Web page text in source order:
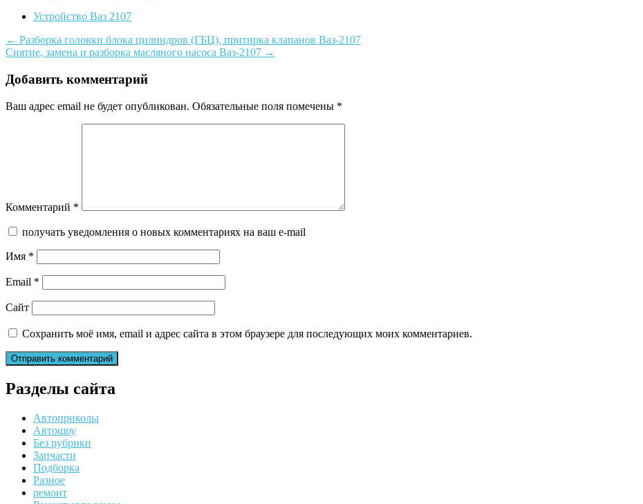
Устройство Ваз 2107
Post
navigation
← Разборка головки блока цилиндров (ГБЦ), притирка клапанов Ваз-2107
Снятие, замена и разборка масляного насоса Ваз-2107 →
Добавить комментарий
Ваш адрес email не будет опубликован. Обязательные поля помечены *
Комментарий *
получать уведомления о новых комментариях на ваш e-mail
Имя *
Email *
Сайт
Сохранить моё имя, email и адрес сайта в этом браузере для последующих моих комментариев.
Разделы сайта
Автоприколы
Автошоу
Без рубрики
Запчасти
Подборка
Разное
ремонт